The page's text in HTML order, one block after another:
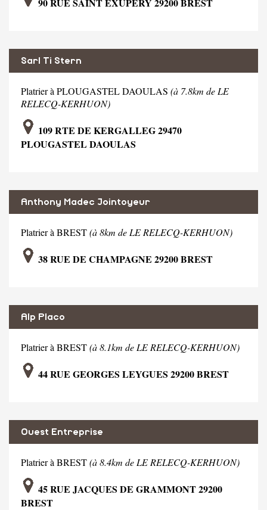
Sarl Ti Stern
Platrier à PLOUGASTEL DAOULAS (à 7.8km de LE
RELECQ-KERHUON)
109 RTE DE KERGALLEG 29470
PLOUGASTEL DAOULAS
Anthony Madec Jointoyeur
Platrier à BREST(à 8km de LE RELECQ-KERHUON)
38 RUE DE CHAMPAGNE 29200 BREST
Alp Placo
Platrier à BREST(à 8.1km de LE RELECQ-KERHUON)
44 RUE GEORGES LEYGUES 29200 BREST
Ouest Entreprise
Platrier à BREST(à 8.4km de LE RELECQ-KERHUON)
45 RUE JACQUES DE GRAMMONT 29200
BREST